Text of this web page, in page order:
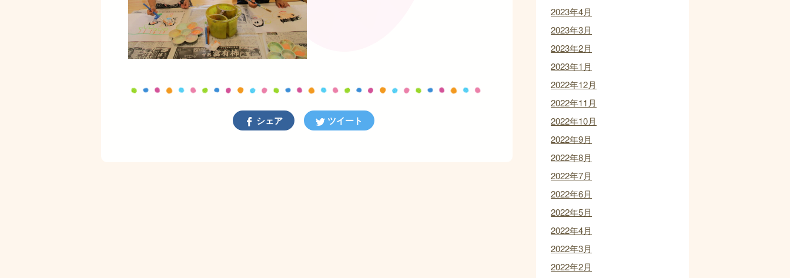
シェア ツイート
2023年4月
2023年3月
2023年2月
2023年1月
2022年12月
2022年11月
2022年10月
2022年9月
2022年8月
2022年7月
2022年6月
2022年5月
2022年4月
2022年3月
2022年2月